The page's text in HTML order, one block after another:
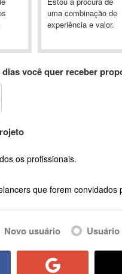
(AWT)
uma combinação de
experiência e valor.
você quer receber
os profissionais.
que forem convidados
Novo usuário